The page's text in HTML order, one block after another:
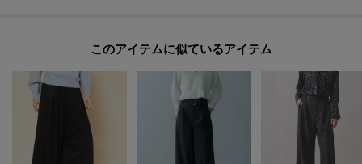
このアイテムに似ているアイテム